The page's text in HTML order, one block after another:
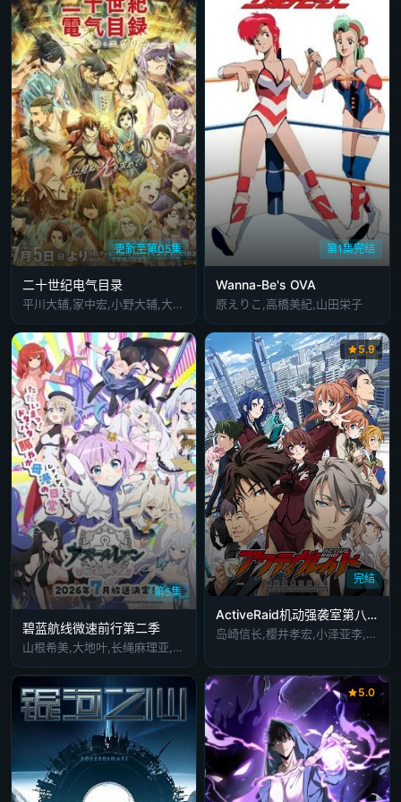
更新至第05集
二十世纪电气目录
平川大辅,家中宏,小野大辅,大地叶,雨宫天,寿美菜子,内山昂辉,内田雄马,武内骏辅,远藤大智,高垣彩阳,川井田夏海,浦和希,浅野麻由美
第1集完结
Wanna-Be's OVA
原えりこ,高橋美紀,山田栄子
第5集
碧蓝航线微速前行第二季
山根希美,大地叶,长绳麻理亚,阿部里果
完结
5.9
ActiveRaid机动强袭室第八组第一季
岛崎信长,樱井孝宏,小泽亚李,石上静香,仓田雅世,村田太志,相坂优歌,花江夏树,大川透,大西沙织,鸟海浩辅,绿川光,大原沙耶香,山下大辉
5.0